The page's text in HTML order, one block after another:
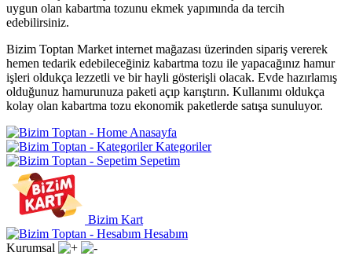
uygun olan kabartma tozunu ekmek yapımında da tercih
edebilirsiniz.
Bizim Toptan Market internet mağazası üzerinden sipariş vererek
hemen tedarik edebileceğiniz kabartma tozu ile yapacağınız hamur
işleri oldukça lezzetli ve bir hayli gösterişli olacak. Evde hazırlamış
olduğunuz hamurunuza paketi açıp karıştırın. Kullanımı oldukça
kolay olan kabartma tozu ekonomik paketlerde satışa sunuluyor.
Anasayfa
Kategoriler
Sepetim
Bizim Kart
Hesabım
Kurumsal